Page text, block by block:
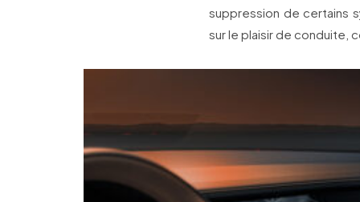
suppression de certains
sur le plaisir de conduite,